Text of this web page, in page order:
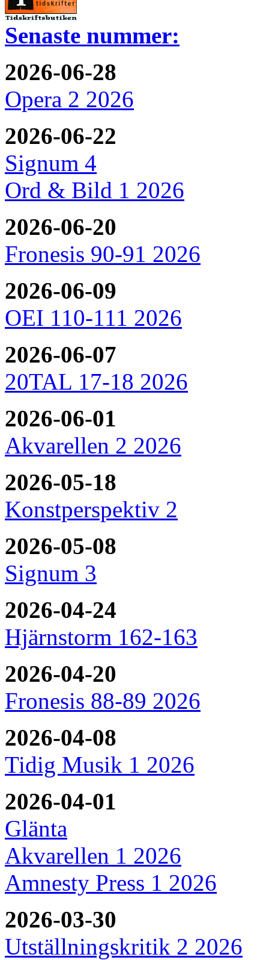
Senaste nummer:
2026-06-28
Opera 2 2026
2026-06-22
Signum 4
Ord & Bild 1 2026
2026-06-20
Fronesis 90-91 2026
2026-06-09
OEI 110-111 2026
2026-06-07
20TAL 17-18 2026
2026-06-01
Akvarellen 2 2026
2026-05-18
Konstperspektiv 2
2026-05-08
Signum 3
2026-04-24
Hjärnstorm 162-163
2026-04-20
Fronesis 88-89 2026
2026-04-08
Tidig Musik 1 2026
2026-04-01
Glänta
Akvarellen 1 2026
Amnesty Press 1 2026
2026-03-30
Utställningskritik 2 2026